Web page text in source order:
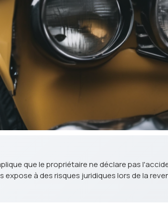
que le propriétaire ne déclare pas
expose à des risques juridiques lors de la